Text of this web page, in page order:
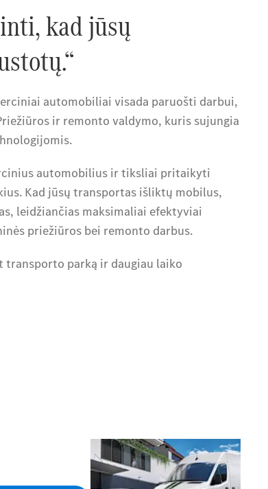
kad jūsų
automobiliai visada paruošti darbui,
ir remonto valdymo, kuris sujungia
automobilius ir tiksliai pritaikyti
Kad jūsų transportas išliktų mobilus,
leidžiančias maksimaliai efektyviai
priežiūros bei remonto darbus.
transporto parką ir daugiau laiko